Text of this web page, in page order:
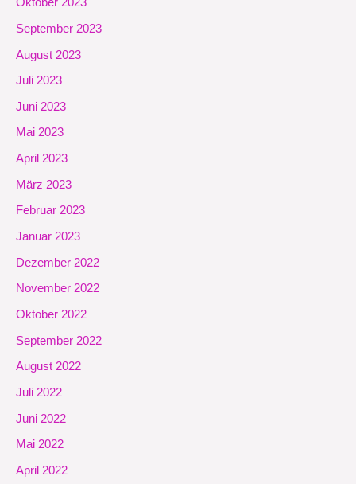
Oktober 2023
September 2023
August 2023
Juli 2023
Juni 2023
Mai 2023
April 2023
März 2023
Februar 2023
Januar 2023
Dezember 2022
November 2022
Oktober 2022
September 2022
August 2022
Juli 2022
Juni 2022
Mai 2022
April 2022